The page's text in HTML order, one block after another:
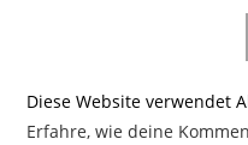
Diese Website verwendet
Erfahre, wie deine